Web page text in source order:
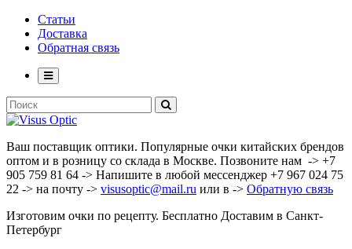
Статьи
Доставка
Обратная связь
Ваш поставщик оптики. Популярные очки китайских брендов
оптом и в розницу со склада в Москве. Позвоните нам -> +7
905 759 81 64 -> Напишите в любой мессенджер +7 967 024 75
22 -> на почту -> visusoptic@mail.ru или в -> Обратную связь
Изготовим очки по рецепту. Бесплатно Доставим в Санкт-
Петербург